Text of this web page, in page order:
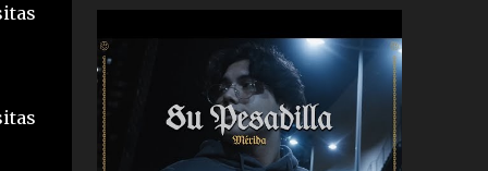
me mandó yo tengo el control a todos yo les
paro el dedo soy hocicon un malcriado un
malandrón Que Les importa no saben nada
falsas las risas las que me miran hay gente
corriente no quieren verte subir de level